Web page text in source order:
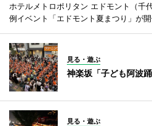
ホテルメトロポリタン エドモント（千
例イベント「エドモント夏まつり」が開
見る・遊ぶ
神楽坂「子ども阿波
見る・遊ぶ